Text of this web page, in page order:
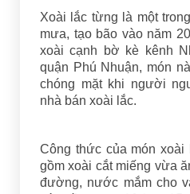
Xoài lắc từng là một
mưa, tạo bão vào năm
xoài cạnh bờ kè kênh
quận Phú Nhuận, món
chóng mặt khi người
nhà bán xoài lắc.
Công thức của món xoài
gồm xoài cắt miếng vừa
đường, nước mắm cho